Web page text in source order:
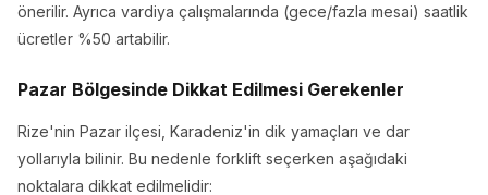
önerilir. Ayrıca vardiya çalışmalarında (gece/fazla mesai) saatlik
ücretler %50 artabilir.
Pazar Bölgesinde Dikkat Edilmesi Gerekenler
Rize'nin Pazar ilçesi, Karadeniz'in dik yamaçları ve dar
yollarıyla bilinir. Bu nedenle forklift seçerken aşağıdaki
noktalara dikkat edilmelidir: